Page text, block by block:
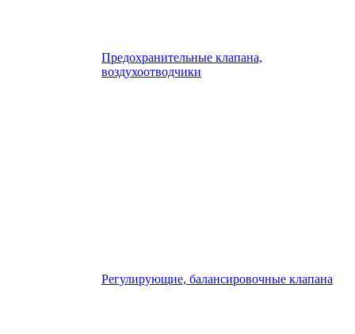
Предохранительные клапана,
воздухоотводчики
Регулирующие, балансировочные клапана